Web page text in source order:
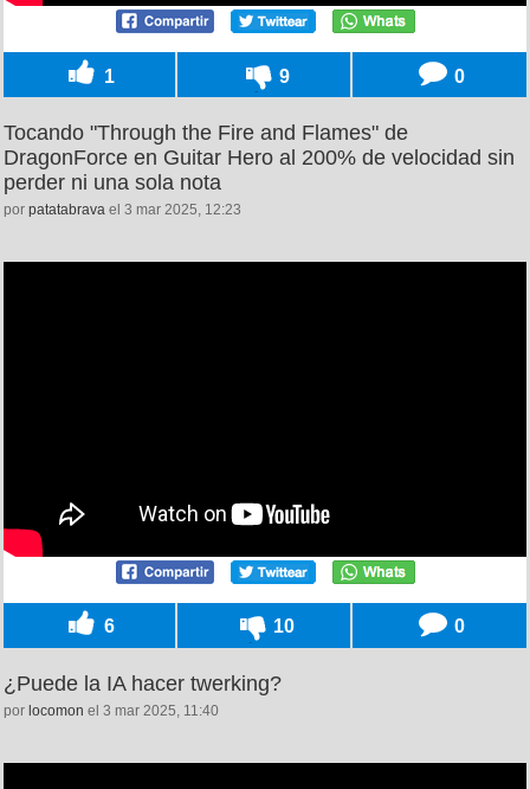
1 9 0
Tocando "Through the Fire and Flames" de
DragonForce en Guitar Hero al 200% de velocidad sin
perder ni una sola nota
por patatabrava el 3 mar 2025, 12:23
6 10 0
¿Puede la IA hacer twerking?
por locomon el 3 mar 2025, 11:40